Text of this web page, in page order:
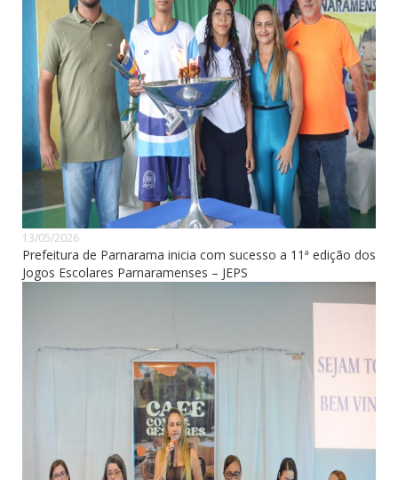
13/05/2026
Prefeitura de Parnarama inicia com sucesso a 11ª edição dos
Jogos Escolares Parnaramenses – JEPS